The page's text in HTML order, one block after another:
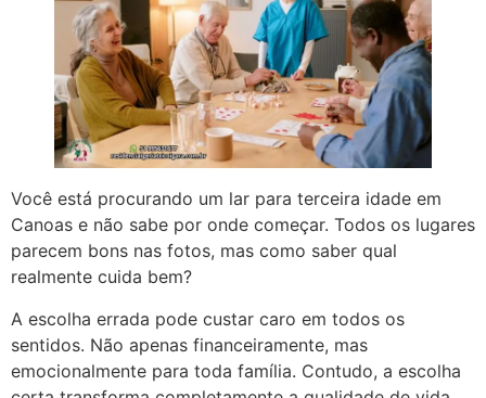
Você está procurando um lar para terceira idade em
Canoas e não sabe por onde começar. Todos os lugares
parecem bons nas fotos, mas como saber qual
realmente cuida bem?
A escolha errada pode custar caro em todos os
sentidos. Não apenas financeiramente, mas
emocionalmente para toda família. Contudo, a escolha